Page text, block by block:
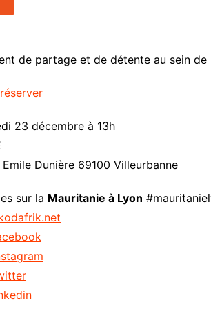
WakaTV
Société
Sports
de partage et de détente au sein
23 décembre à 13h
Dunière 69100 Villeurbanne
sur la Mauritanie à Lyon